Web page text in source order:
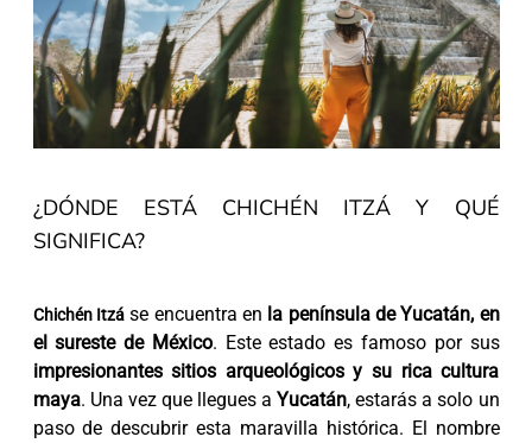
¿DÓNDE ESTÁ CHICHÉN ITZÁ Y QUÉ
SIGNIFICA?
Chichén Itzáse encuentra en la península de Yucatán, en
el sureste de México. Este estado es famoso por sus
impresionantes sitios arqueológicos y su rica cultura
maya. Una vez que llegues aYucatán, estarás a solo un
paso de descubrir esta maravilla histórica. El nombre